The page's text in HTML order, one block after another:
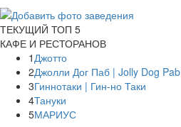
ТЕКУЩИЙ ТОП 5
КАФЕ И РЕСТОРАНОВ
1 Джотто
2Джолли Дог Паб | Jolly Dog Pab
3Гиннотаки | Гин-но Таки
4Тануки
5МАРИУС